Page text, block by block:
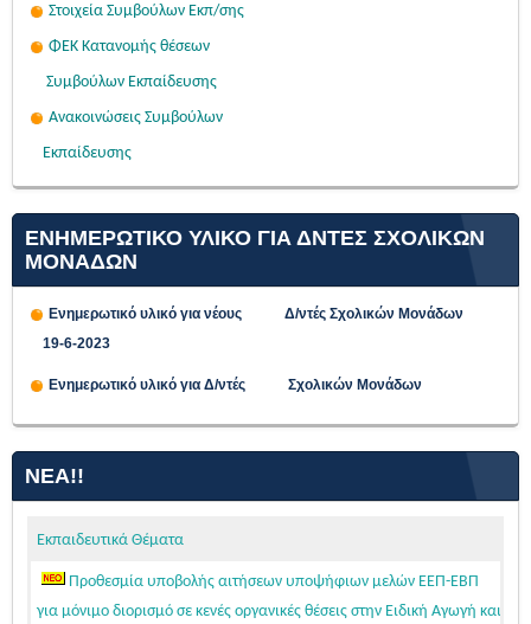
Στοιχεία Συμβούλων Εκπ/σης
ΦΕΚ Κατανομής θέσεων
Συμβούλων Εκπαίδευσης
Ανακοινώσεις Συμβούλων
Εκπαίδευσης
ΕΝΗΜΕΡΩΤΙΚΟ ΥΛΙΚΟ ΓΙΑ ΔΝΤΕΣ ΣΧΟΛΙΚΩΝ
ΜΟΝΑΔΩΝ
Ενημερωτικό υλικό για νέους Δ/ντές Σχολικών Μονάδων
19-6-2023
Ενημερωτικό υλικό για Δ/ντές Σχολικών Μονάδων
ΝΈΑ!!
Εκπαιδευτικά Θέματα
Προθεσμία υποβολής αιτήσεων υποψήφιων μελών ΕΕΠ-ΕΒΠ
για μόνιμο διορισμό σε κενές οργανικές θέσεις στην Ειδική Αγωγή και